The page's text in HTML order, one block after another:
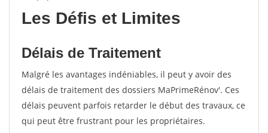
Les Défis et Limites
Délais de Traitement
Malgré les avantages indéniables, il peut y avoir des
délais de traitement des dossiers MaPrimeRénov'. Ces
délais peuvent parfois retarder le début des travaux, ce
qui peut être frustrant pour les propriétaires.